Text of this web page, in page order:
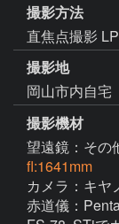
撮影方法
直焦点撮影
撮影地
岡山市内自宅
撮影機材
望遠鏡：その
fl:1641mm
カメラ：キヤ
赤道儀：